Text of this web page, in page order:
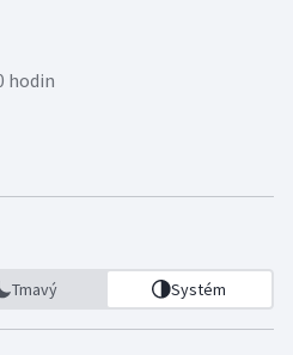
hodin
Tmavý Systém